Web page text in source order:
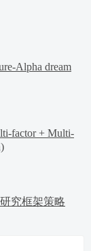
Alpha dream
factor + Multi-
究框架策略